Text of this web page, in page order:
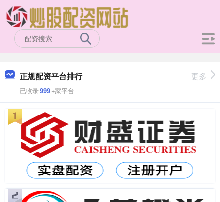
正规配资平台排行
已收录999+家平台
更多